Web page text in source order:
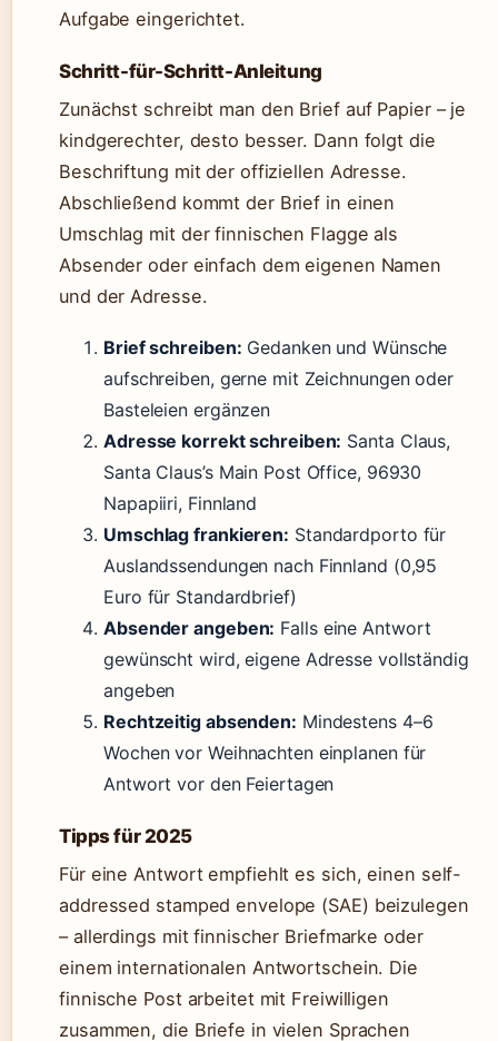
Aufgabe eingerichtet.
Schritt-für-Schritt-Anleitung
Zunächst schreibt man den Brief auf Papier – je
kindgerechter, desto besser. Dann folgt die
Beschriftung mit der offiziellen Adresse.
Abschließend kommt der Brief in einen
Umschlag mit der finnischen Flagge als
Absender oder einfach dem eigenen Namen
und der Adresse.
Brief schreiben: Gedanken und Wünsche
aufschreiben, gerne mit Zeichnungen oder
Basteleien ergänzen
Adresse korrekt schreiben: Santa Claus,
Santa Claus’s Main Post Office, 96930
Napapiiri, Finnland
Umschlag frankieren: Standardporto für
Auslandssendungen nach Finnland (0,95
Euro für Standardbrief)
Absender angeben: Falls eine Antwort
gewünscht wird, eigene Adresse vollständig
angeben
Rechtzeitig absenden: Mindestens 4–6
Wochen vor Weihnachten einplanen für
Antwort vor den Feiertagen
Tipps für 2025
Für eine Antwort empfiehlt es sich, einen self-
addressed stamped envelope (SAE) beizulegen
– allerdings mit finnischer Briefmarke oder
einem internationalen Antwortschein. Die
finnische Post arbeitet mit Freiwilligen
zusammen, die Briefe in vielen Sprachen